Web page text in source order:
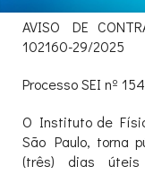
AVISO DE
102160-29/2025
Processo SEI nº
O Instituto de
São Paulo, torna
(três) dias úteis